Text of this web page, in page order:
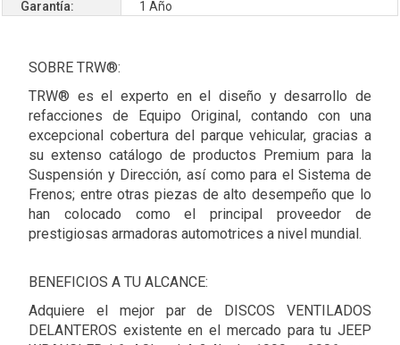
Garantía:
1 Año
SOBRE TRW®:
TRW® es el experto en el diseño y desarrollo de
refacciones de Equipo Original, contando con una
excepcional cobertura del parque vehicular, gracias a
su extenso catálogo de productos Premium para la
Suspensión y Dirección, así como para el Sistema de
Frenos; entre otras piezas de alto desempeño que lo
han colocado como el principal proveedor de
prestigiosas armadoras automotrices a nivel mundial.
BENEFICIOS A TU ALCANCE:
Adquiere el mejor par de DISCOS VENTILADOS
DELANTEROS existente en el mercado para tu JEEP